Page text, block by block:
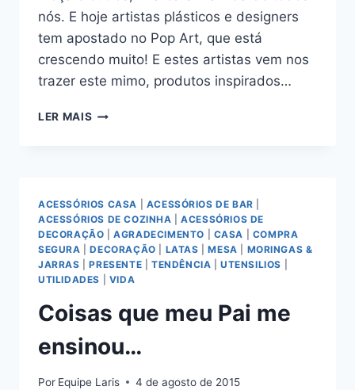
nós. E hoje artistas plásticos e designers
tem apostado no Pop Art, que está
crescendo muito! E estes artistas vem nos
trazer este mimo, produtos inspirados…
LER MAIS UM
MARCAS
FAMOSAS
QUE
USAMOS
TODOS
OS
ACESSÓRIOS CASA ACESSÓRIOS DE BAR
ACESSÓRIOS DE COZINHA |ACESSÓRIOS DE
DECORAÇÃO |AGRADECIMENTO CASA
COMPRA
SEGURA |DECORAÇÃO LATAS |MESA
MORINGAS &
JARRAS |PRESENTE TENDÊNCIA |UTENSILIOS
UTILIDADES
VIDA
Coisas que meu Pai me
ensinou…
Por Equipe Laris 4 de agosto de 2015